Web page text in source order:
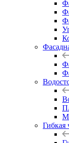
Гибкая